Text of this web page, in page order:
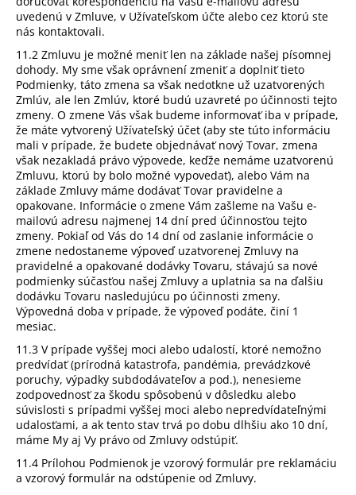
uvedenú v Zmluve, v Užívateľskom účte alebo cez ktorú ste
nás kontaktovali.
11.2 Zmluvu je možné meniť len na základe našej písomnej
dohody. My sme však oprávnení zmeniť a doplniť tieto
Podmienky, táto zmena sa však nedotkne už uzatvorených
Zmlúv, ale len Zmlúv, ktoré budú uzavreté po účinnosti tejto
zmeny. O zmene Vás však budeme informovať iba v prípade,
že máte vytvorený Užívateľský účet (aby ste túto informáciu
mali v prípade, že budete objednávať nový Tovar, zmena
však nezakladá právo výpovede, keďže nemáme uzatvorenú
Zmluvu, ktorú by bolo možné vypovedať), alebo Vám na
základe Zmluvy máme dodávať Tovar pravidelne a
opakovane. Informácie o zmene Vám zašleme na Vašu e-
mailovú adresu najmenej 14 dní pred účinnosťou tejto
zmeny. Pokiaľ od Vás do 14 dní od zaslanie informácie o
zmene nedostaneme výpoveď uzatvorenej Zmluvy na
pravidelné a opakované dodávky Tovaru, stávajú sa nové
podmienky súčasťou našej Zmluvy a uplatnia sa na ďalšiu
dodávku Tovaru nasledujúcu po účinnosti zmeny.
Výpovedná doba v prípade, že výpoveď podáte, činí 1
mesiac.
11.3 V prípade vyššej moci alebo udalostí, ktoré nemožno
predvídať (prírodná katastrofa, pandémia, prevádzkové
poruchy, výpadky subdodávateľov a pod.), nenesieme
zodpovednosť za škodu spôsobenú v dôsledku alebo
súvislosti s prípadmi vyššej moci alebo nepredvídateľnými
udalosťami, a ak tento stav trvá po dobu dlhšiu ako 10 dní,
máme My aj Vy právo od Zmluvy odstúpiť.
11.4 Prílohou Podmienok je vzorový formulár pre reklamáciu
a vzorový formulár na odstúpenie od Zmluvy.